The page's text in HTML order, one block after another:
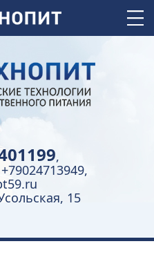
,
15